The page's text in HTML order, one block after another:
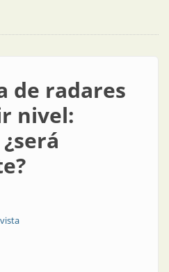
de radares
nivel: